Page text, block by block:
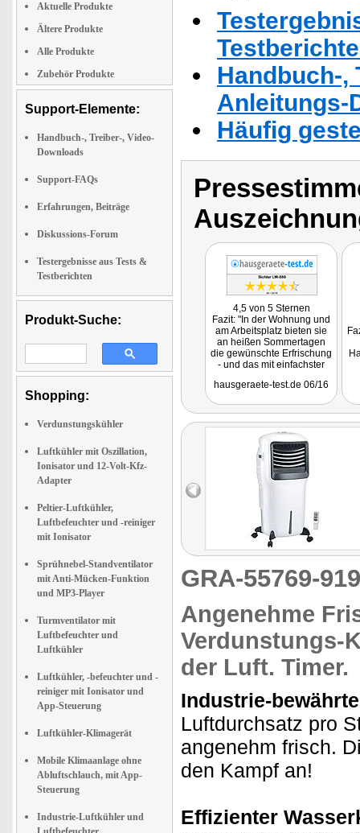
Aktuelle Produkte
Ältere Produkte
Alle Produkte
Zubehör Produkte
Support-Elemente:
Handbuch-, Treiber-, Video-
Downloads
Support-FAQs
Erfahrungen, Beiträge
Diskussions-Forum
Testergebnisse aus Tests &
Testberichten
Produkt-Suche:
Shopping:
Verdunstungskühler
Luftkühler mit Oszillation,
Ionisator und 12-Volt-Kfz-
Adapter
Peltier-Luftkühler,
Luftbefeuchter und -reiniger
mit Ionisator
Sprühnebel-Standventilator
mit Anti-Mücken-Funktion
und MP3-Player
Turmventilator mit
Luftbefeuchter und
Luftkühler
Luftkühler, -befeuchter und -
reiniger mit Ionisator und
App-Steuerung
Luftkühler-Klimagerät
Mobile Klimaanlage ohne
Abluftschlauch, mit App-
Steuerung
Industrie-Luftkühler und
Handbuch-,
Anleitungs-
Häufig
4,5 von 5 Sternen
Fazit: "In der Wohnung und
am Arbeitsplatz bieten sie
an heißen Sommertagen
die gewünschte Erfrischung
- und das mit einfachster
Kosten und geringem
hausgeraete-test.de 06/16
GRA-55769-
Angenehme
Verdunstungs-
der Luft. Timer.
Industrie-
Luftdurchsatz pro
angenehm frisch.
den Kampf an!
Effizienter